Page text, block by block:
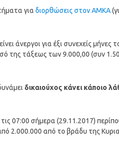
για διορθώσεις στον ΑΜΚΑ
άνεργοι για έξι συνεχείς
της τάξεως των 9.000,00 (συν
δικαιούχος κάνει κάποιο
07:00 σήμερα (29.11.2017)
2.000.000 από το βράδυ της